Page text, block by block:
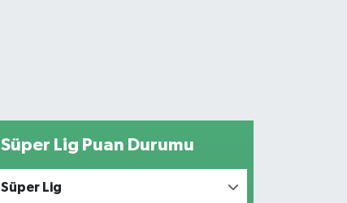
Süper Lig Puan Durumu
Süper Lig